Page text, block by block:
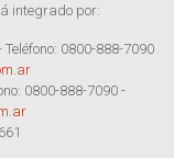
integrado por:
0800-888-7090
0800-888-7090 -